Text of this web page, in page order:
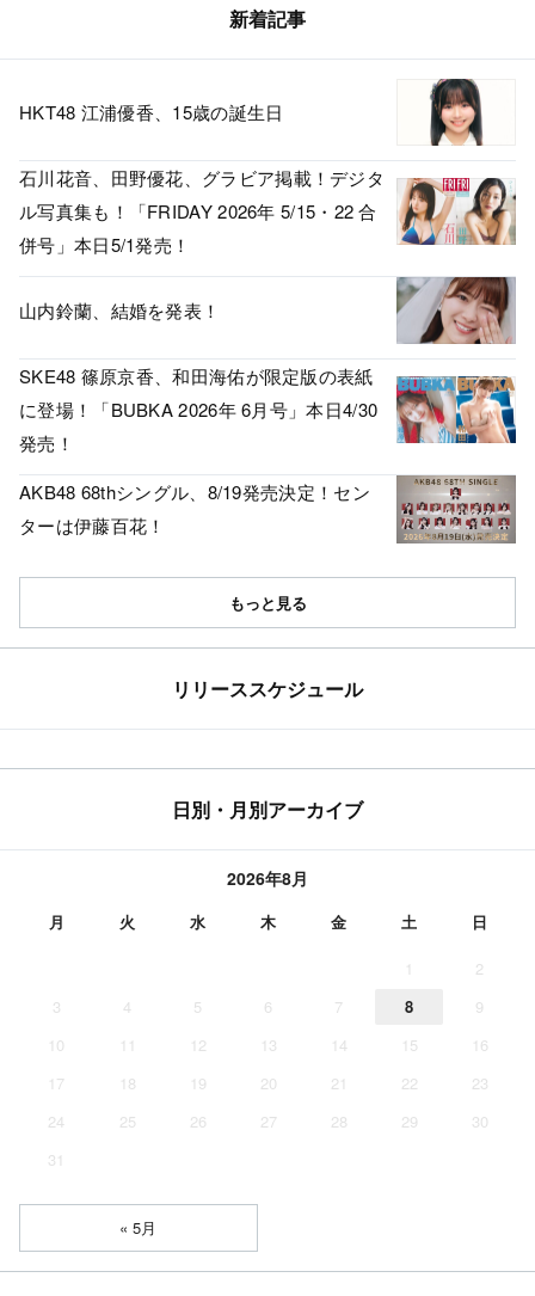
新着記事
HKT48 江浦優香、15歳の誕生日
石川花音、田野優花、グラビア掲載！デジタ
ル写真集も！「FRIDAY 2026年 5/15・22 合
併号」本日5/1発売！
山内鈴蘭、結婚を発表！
SKE48 篠原京香、和田海佑が限定版の表紙
に登場！「BUBKA 2026年 6月号」本日4/30
発売！
AKB48 68thシングル、8/19発売決定！セン
ターは伊藤百花！
もっと見る
リリーススケジュール
日別・月別アーカイブ
2026年8月
月 火 水 木 金 土 日
1
2
3
4 5 6 7 8
9
10
11 12 13 14 15
16
17
18 19 20 21 22
23
24
25 26 27 28 29
30
31
« 5月